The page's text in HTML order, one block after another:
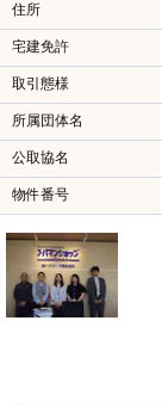
住所
宅建免許
取引態様
所属団体名
公取協名
物件番号